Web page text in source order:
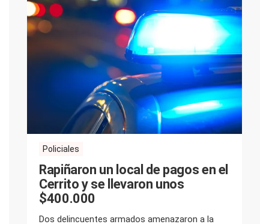
Policiales
Rapiñaron un local de pagos en el
Cerrito y se llevaron unos
$400.000
Dos delincuentes armados amenazaron a la